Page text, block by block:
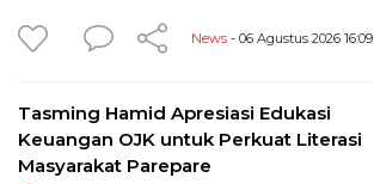
News - 06 Agustus 2026 16:09
Tasming Hamid Apresiasi Edukasi
Keuangan OJK untuk Perkuat Literasi
Masyarakat Parepare